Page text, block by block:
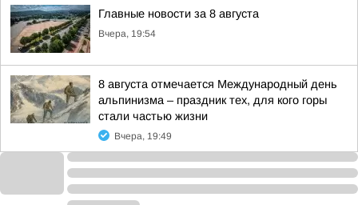
Главные новости за 8 августа
Вчера, 19:54
8 августа отмечается Международный день
альпинизма – праздник тех, для кого горы
стали частью жизни
Вчера, 19:49